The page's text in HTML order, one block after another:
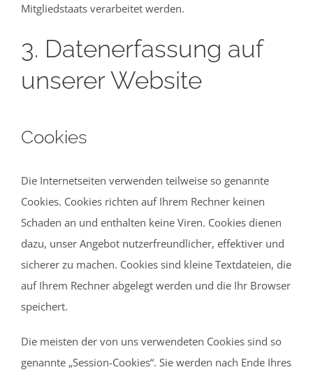
Mitgliedstaats verarbeitet werden.
3. Datenerfassung auf
unserer Website
Cookies
Die Internetseiten verwenden teilweise so genannte
Cookies. Cookies richten auf Ihrem Rechner keinen
Schaden an und enthalten keine Viren. Cookies dienen
dazu, unser Angebot nutzerfreundlicher, effektiver und
sicherer zu machen. Cookies sind kleine Textdateien, die
auf Ihrem Rechner abgelegt werden und die Ihr Browser
speichert.
Die meisten der von uns verwendeten Cookies sind so
genannte „Session-Cookies“. Sie werden nach Ende Ihres